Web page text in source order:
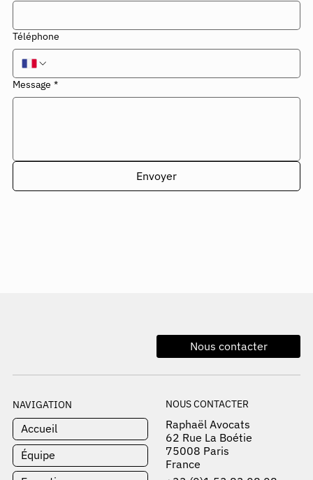
Téléphone
Message *
Envoyer
NAVIGATION
Accueil
Équipe
NOUS CONTACTER
Raphaël Avocats
62 Rue La Boétie
75008 Paris
France
Nous contacter